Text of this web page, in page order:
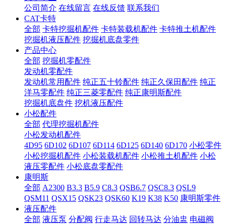
公司简介 在线留言 在线反馈 联系我们
CAT卡特
全部 卡特挖掘机配件 卡特装载机配件 卡特推土机配件
挖掘机液压配件 挖掘机底盘零件
产品中心
全部 挖掘机零配件
发动机零配件
发动机常用配件 纯正五十铃配件 纯正久保田配件 纯正
洋马零配件 纯正三菱零配件 纯正康明斯配件
挖掘机底盘件 挖机液压配件
小松配件
全部 代理挖掘机配件
小松发动机配件
4D95 6D102 6D107 6D114 6D125 6D140 6D170 小松零件
小松挖掘机配件 小松装载机配件 小松推土机配件 小松
液压零配件 小松底盘零配件
康明斯
全部 A2300 B3.3 B5.9 C8.3 QSB6.7 QSC8.3 QSL9
QSM11 QSX15 QSK23 QSK60 K19 K38 K50 康明斯零件
液压配件
全部 液压泵 分配阀 行走马达 回转马达 分油盅 电磁阀